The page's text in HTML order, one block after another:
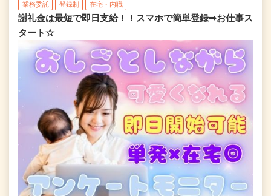
業務委託 登録制 在宅・内職
謝礼金は最短で即日支給！！スマホで簡単登録➡お仕事ス
タート☆